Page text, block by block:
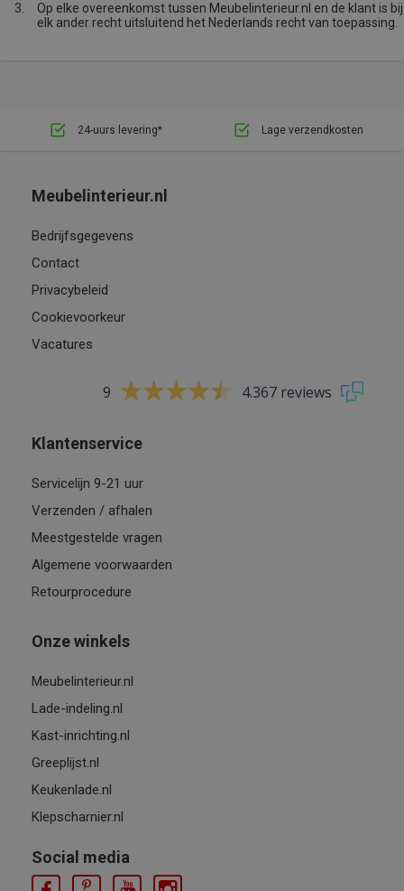
3.
Op elke overeenkomst tussen Meubelinterieur.nl en de klant is
elk ander recht uitsluitend het Nederlands recht van toepassing.
24-uurs levering* Lage verzendkosten
Meubelinterieur.nl
Bedrijfsgegevens
Contact
Privacybeleid
Cookievoorkeur
Vacatures
9 4.367 reviews
Klantenservice
Servicelijn 9-21 uur
Verzenden / afhalen
Meestgestelde vragen
Algemene voorwaarden
Retourprocedure
Onze winkels
Meubelinterieur.nl
Lade-indeling.nl
Kast-inrichting.nl
Greeplijst.nl
Keukenlade.nl
Klepscharnier.nl
Social media